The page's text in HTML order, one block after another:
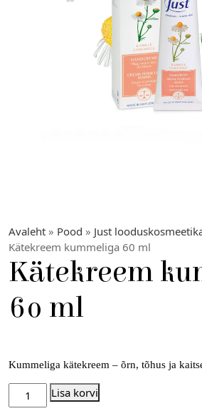
Avaleht » Pood » Just
Kätekreem kummeliga 60 ml
Kätekreem
60 ml
Kummeliga kätekreem – õrn, tõhus ja
Lisa korvi